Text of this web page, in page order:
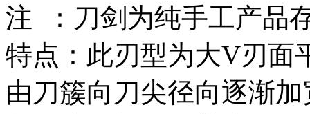
注 ：刀剑为纯手工产品
特点：此刃型为大V刃面
由刀簇向刀尖径向逐渐